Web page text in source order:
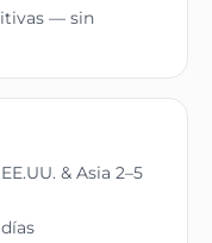
— sin
& Asia 2–5